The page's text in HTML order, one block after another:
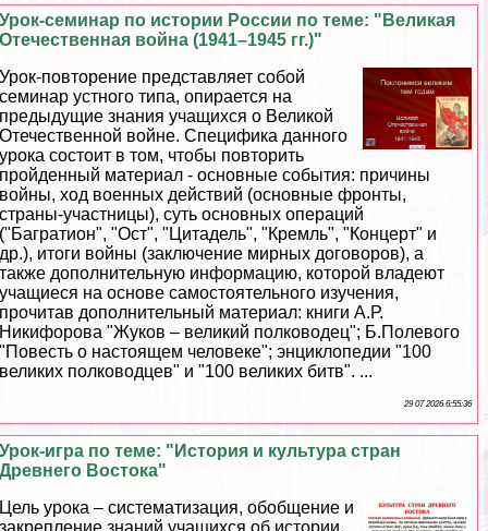
Урок-семинар по истории России по теме: "Великая
Отечественная война (1941–1945 гг.)"
Урок-повторение представляет собой
семинар устного типа, опирается на
предыдущие знания учащихся о Великой
Отечественной войне. Специфика данного
урока состоит в том, чтобы повторить
пройденный материал - основные события: причины
войны, ход военных действий (основные фронты,
страны-участницы), суть основных операций
("Багратион", "Ост", "Цитадель", "Кремль", "Концерт" и
др.), итоги войны (заключение мирных договоров), а
также дополнительную информацию, которой владеют
учащиеся на основе самостоятельного изучения,
прочитав дополнительный материал: книги А.Р.
Никифорова "Жуков – великий полководец"; Б.Полевого
"Повесть о настоящем человеке"; энциклопедии "100
великих полководцев" и "100 великих битв". ...
29 07 2026 6:55:36
Урок-игра по теме: "История и культура стран
Древнего Востока"
Цель урока – систематизация, обобщение и